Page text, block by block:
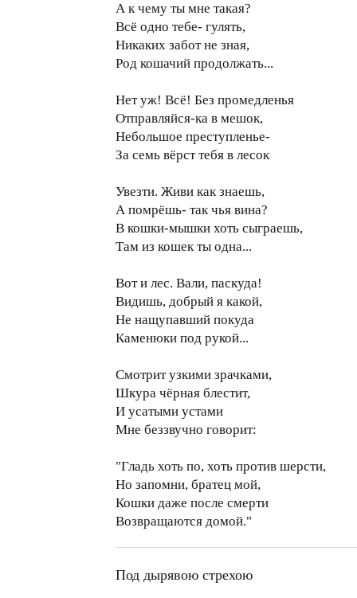
А к чему ты мне такая?
Всё одно тебе- гулять,
Никаких забот не зная,
Род кошачий продолжать...
Нет уж! Всё! Без промедленья
Отправляйся-ка в мешок,
Небольшое преступленье-
За семь вёрст тебя в лесок
Увезти. Живи как знаешь,
А помрёшь- так чья вина?
В кошки-мышки хоть сыграешь,
Там из кошек ты одна...
Вот и лес. Вали, паскуда!
Видишь, добрый я какой,
Не нащупавший покуда
Каменюки под рукой...
Смотрит узкими зрачками,
Шкура чёрная блестит,
И усатыми устами
Мне беззвучно говорит:
"Гладь хоть по, хоть против шерсти,
Но запомни, братец мой,
Кошки даже после смерти
Возвращаются домой."
Под дырявою стрехою